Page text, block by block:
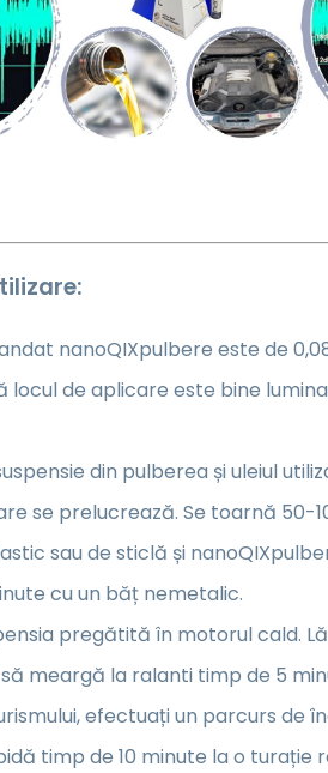
nanoQIXpulbere este de
locul de aplicare este bine
din pulberea și uleiul
se prelucrează. Se toarnă 50-
sau de sticlă și nanoQIX
cu un băț nemetalic.
pregătită în motorul cald.
meargă la ralanti timp de 5
efectuați un parcurs de
timp de 10 minute la o turație